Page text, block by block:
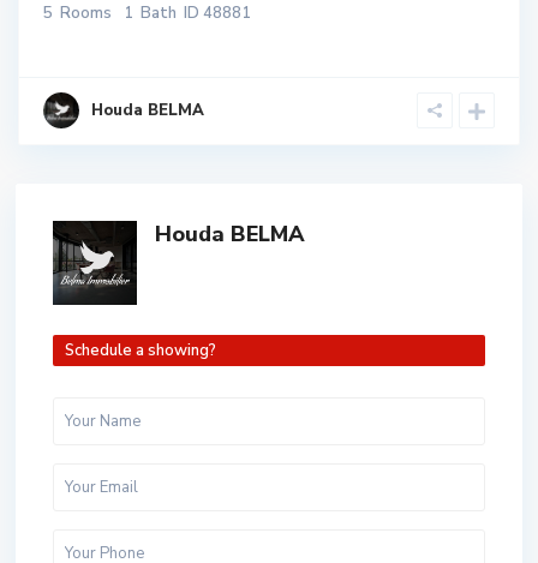
5 Rooms 1 Bath ID 48881
Houda BELMA
Houda BELMA
Schedule a showing?